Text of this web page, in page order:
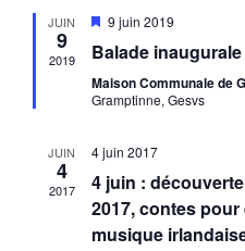
JUIN
9
2019
Mis
avant
9 juin 2019
Balade
Maison Communale de
Gramptinne, Gesvs
JUIN
4
2017
4 juin 2017
4 juin :
2017, contes
musique